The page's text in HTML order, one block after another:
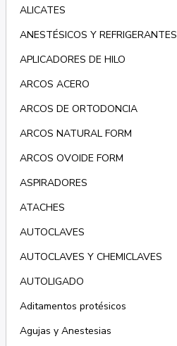
ALICATES
ANESTÉSICOS Y REFRIGERANTES
APLICADORES DE HILO
ARCOS ACERO
ARCOS DE ORTODONCIA
ARCOS NATURAL FORM
ARCOS OVOIDE FORM
ASPIRADORES
ATACHES
AUTOCLAVES
AUTOCLAVES Y CHEMICLAVES
AUTOLIGADO
Aditamentos protésicos
Agujas y Anestesias